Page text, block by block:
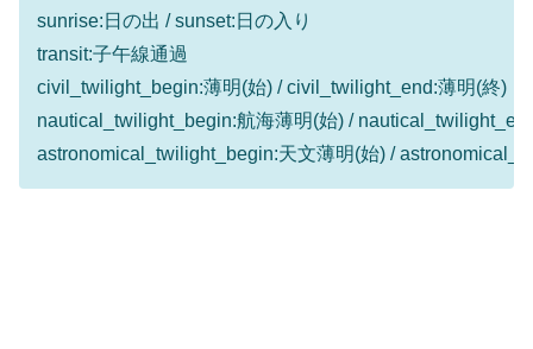
sunrise:日の出 / sunset:日の入り
transit:子午線通過
civil_twilight_begin:薄明(始) / civil_twilight_end:薄明(終)
nautical_twilight_begin:航海薄明(始) /
astronomical_twilight_begin:天文薄明(始) /